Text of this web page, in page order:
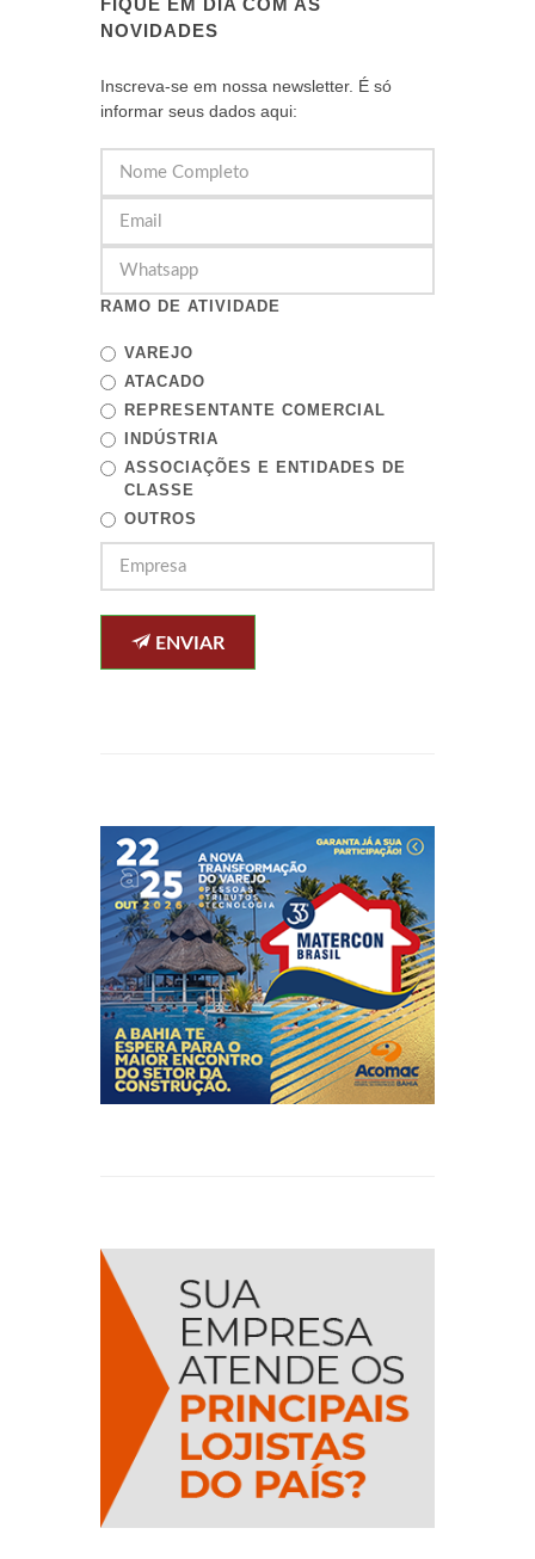
FIQUE EM DIA COM AS
NOVIDADES
Inscreva-se em nossa newsletter. É só
informar seus dados aqui:
RAMO DE ATIVIDADE
VAREJO
ATACADO
REPRESENTANTE COMERCIAL
INDÚSTRIA
ASSOCIAÇÕES E ENTIDADES DE
CLASSE
OUTROS
ENVIAR